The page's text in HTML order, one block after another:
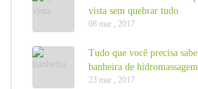
vista sem quebrar tudo
08 mar , 2017
Tudo que você precisa
banheira de hidromassagem
23 mar , 2017